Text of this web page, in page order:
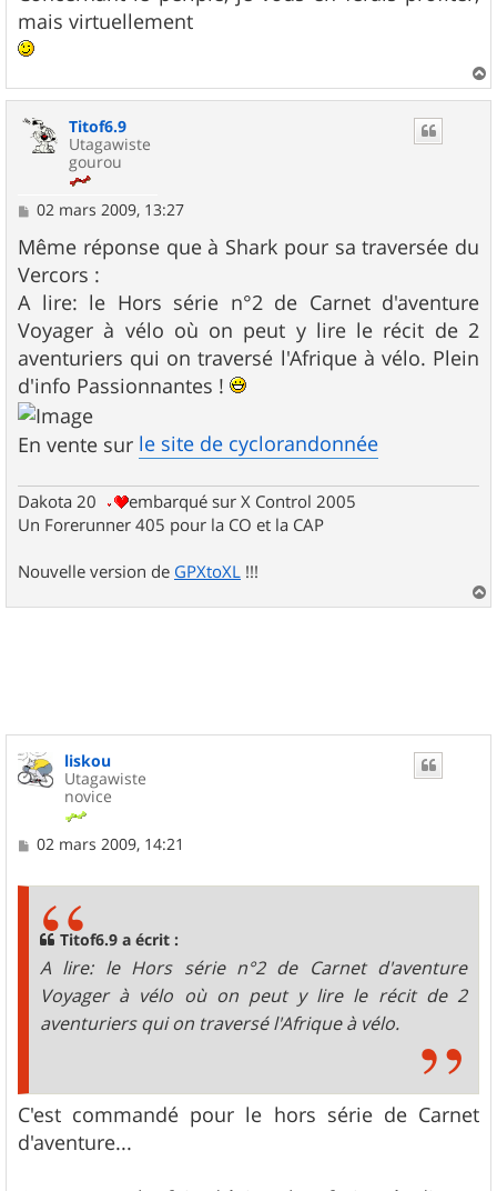
mais virtuellement
a
Titof6.9
Utagawiste
gourou
M
s
s
a
e
02 mars 2009, 13:27
Même réponse que à Shark pour sa traversée du
Vercors :
A lire: le Hors série n°2 de Carnet d'aventure
Voyager à vélo où on peut y lire le récit de 2
aventuriers qui on traversé l'Afrique à vélo. Plein
d'info Passionnantes !
En vente sur le site de cyclorandonnée
Dakota 20
embarqué sur X Control 2005
Un Forerunner 405 pour la CO et la CAP
Nouvelle version de GPXtoXL !!!
a
liskou
Utagawiste
novice
M
02 mars 2009, 14:21
Titof6.9 a écrit :
A lire: le Hors série n°2 de Carnet d'aventure
Voyager à vélo où on peut y lire le récit de 2
aventuriers qui on traversé l'Afrique à vélo.
C'est commandé pour le hors série de Carnet
d'aventure...